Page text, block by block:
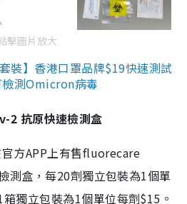
擊圖片放大
裝】香港口罩品牌$19快速測試
測Omicron病毒
抗原快速檢測盒
方APP上有售fluorecare
測盒，每20劑獨立包裝為1個單
獨立包裝為1個單位每劑$15。